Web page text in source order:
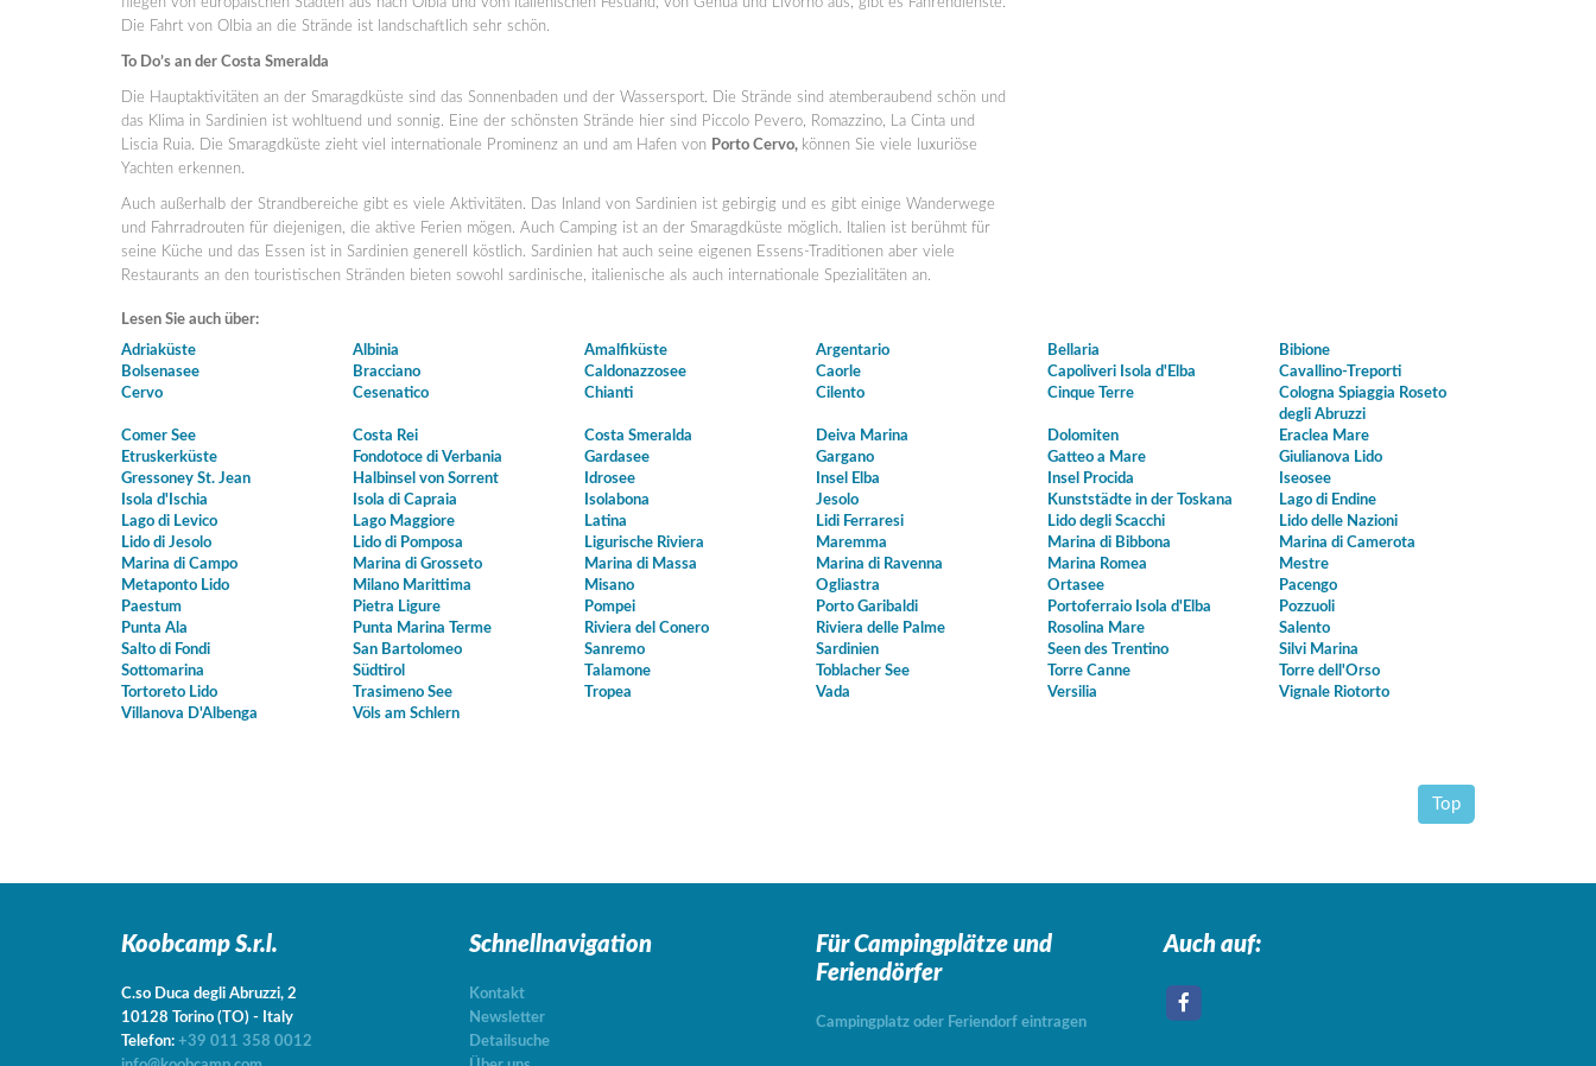
Die Fahrt von Olbia an die Strände ist landschaftlich sehr schön.
To Do’s an der Costa Smeralda
Die Hauptaktivitäten an der Smaragdküste sind das Sonnenbaden und der Wassersport. Die Strände sind atemberaubend schön und
das Klima in Sardinien ist wohltuend und sonnig. Eine der schönsten Strände hier sind Piccolo Pevero, Romazzino, La Cinta und
Liscia Ruia. Die Smaragdküste zieht viel internationale Prominenz an und am Hafen von Porto Cervo, können Sie viele luxuriöse
Yachten erkennen.
Auch außerhalb der Strandbereiche gibt es viele Aktivitäten. Das Inland von Sardinien ist gebirgig und es gibt einige Wanderwege
und Fahrradrouten für diejenigen, die aktive Ferien mögen. Auch Camping ist an der Smaragdküste möglich. Italien ist berühmt für
seine Küche und das Essen ist in Sardinien generell köstlich. Sardinien hat auch seine eigenen Essens-Traditionen aber viele
Restaurants an den touristischen Stränden bieten sowohl sardinische, italienische als auch internationale Spezialitäten an.
Lesen Sie auch über:
Adriaküste
Albinia Amalfiküste Argentario Bellaria
Bibione
Bolsenasee
Bracciano Caldonazzosee Caorle Capoliveri Isola d'Elba
Cavallino-Treporti
Cervo
Cesenatico Chianti Cilento Cinque Terre
Cologna Spiaggia Roseto
degli Abruzzi
Comer See
Costa Rei Costa Smeralda Deiva Marina Dolomiten
Eraclea Mare
Etruskerküste
Fondotoce di Verbania Gardasee Gargano Gatteo a Mare
Giulianova Lido
Gressoney St. Jean
Halbinsel von Sorrent Idrosee Insel Elba Insel Procida
Iseosee
Isola d'Ischia
Isola di Capraia Isolabona Jesolo Kunststädte in der Toskana
Lago di Endine
Lago di Levico
Lago Maggiore Latina Lidi Ferraresi Lido degli Scacchi
Lido delle Nazioni
Lido di Jesolo
Lido di Pomposa Ligurische Riviera Maremma Marina di Bibbona
Marina di Camerota
Marina di Campo
Marina di Grosseto Marina di Massa Marina di Ravenna Marina Romea
Mestre
Metaponto Lido
Milano Marittima Misano Ogliastra Ortasee
Pacengo
Paestum
Pietra Ligure Pompei Porto Garibaldi Portoferraio Isola d'Elba
Pozzuoli
Punta Ala
Punta Marina Terme Riviera del Conero Riviera delle Palme Rosolina Mare
Salento
Salto di Fondi
San Bartolomeo Sanremo Sardinien Seen des Trentino
Silvi Marina
Sottomarina
Südtirol Talamone Toblacher See Torre Canne
Torre dell'Orso
Tortoreto Lido
Trasimeno See Tropea Vada Versilia
Vignale Riotorto
Villanova D'Albenga
Völs am Schlern
Top
Koobcamp S.r.l.
C.so Duca degli Abruzzi, 2
10128 Torino (TO) - Italy
Telefon: +39 011 358 0012
Schnellnavigation
Kontakt
Newsletter
Detailsuche
Für Campingplätze und
Feriendörfer
Campingplatz oder Feriendorf eintragen
Auch auf: